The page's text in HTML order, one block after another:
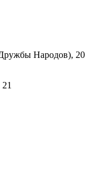
Народов), 20